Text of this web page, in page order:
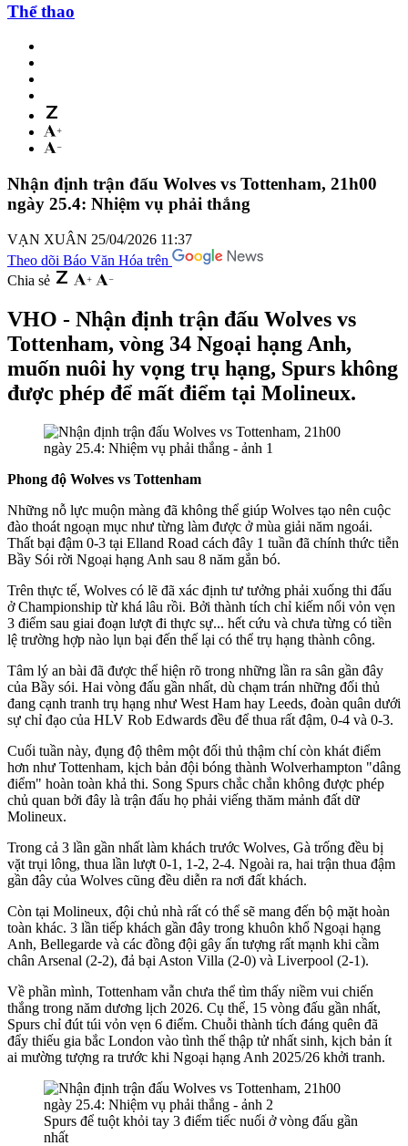
Thể thao
Nhận định trận đấu Wolves vs Tottenham, 21h00
ngày 25.4: Nhiệm vụ phải thắng
VẠN XUÂN 25/04/2026 11:37
Theo dõi Báo Văn Hóa trên
Chia sẻ
VHO - Nhận định trận đấu Wolves vs
Tottenham, vòng 34 Ngoại hạng Anh,
muốn nuôi hy vọng trụ hạng, Spurs không
được phép để mất điểm tại Molineux.
Phong độ Wolves vs Tottenham
Những nỗ lực muộn màng đã không thể giúp Wolves tạo nên cuộc
đào thoát ngoạn mục như từng làm được ở mùa giải năm ngoái.
Thất bại đậm 0-3 tại Elland Road cách đây 1 tuần đã chính thức tiễn
Bầy Sói rời Ngoại hạng Anh sau 8 năm gắn bó.
Trên thực tế, Wolves có lẽ đã xác định tư tưởng phải xuống thi đấu
ở Championship từ khá lâu rồi. Bởi thành tích chỉ kiếm nổi vỏn vẹn
3 điểm sau giai đoạn lượt đi thực sự... hết cứu và chưa từng có tiền
lệ trường hợp nào lụn bại đến thế lại có thể trụ hạng thành công.
Tâm lý an bài đã được thể hiện rõ trong những lần ra sân gần đây
của Bầy sói. Hai vòng đấu gần nhất, dù chạm trán những đối thủ
đang cạnh tranh trụ hạng như West Ham hay Leeds, đoàn quân dưới
sự chỉ đạo của HLV Rob Edwards đều để thua rất đậm, 0-4 và 0-3.
Cuối tuần này, đụng độ thêm một đối thủ thậm chí còn khát điểm
hơn như Tottenham, kịch bản đội bóng thành Wolverhampton "dâng
điểm" hoàn toàn khả thi. Song Spurs chắc chắn không được phép
chủ quan bởi đây là trận đấu họ phải viếng thăm mảnh đất dữ
Molineux.
Trong cả 3 lần gần nhất làm khách trước Wolves, Gà trống đều bị
vặt trụi lông, thua lần lượt 0-1, 1-2, 2-4. Ngoài ra, hai trận thua đậm
gần đây của Wolves cũng đều diễn ra nơi đất khách.
Còn tại Molineux, đội chủ nhà rất có thể sẽ mang đến bộ mặt hoàn
toàn khác. 3 lần tiếp khách gần đây trong khuôn khổ Ngoại hạng
Anh, Bellegarde và các đồng đội gây ấn tượng rất mạnh khi cầm
chân Arsenal (2-2), đả bại Aston Villa (2-0) và Liverpool (2-1).
Về phần mình, Tottenham vẫn chưa thể tìm thấy niềm vui chiến
thắng trong năm dương lịch 2026. Cụ thể, 15 vòng đấu gần nhất,
Spurs chỉ đút túi vỏn vẹn 6 điểm. Chuỗi thành tích đáng quên đã
đẩy thiếu gia bắc London vào tình thế thập tử nhất sinh, kịch bản ít
ai mường tượng ra trước khi Ngoại hạng Anh 2025/26 khởi tranh.
Spurs để tuột khỏi tay 3 điểm tiếc nuối ở vòng đấu gần
nhất